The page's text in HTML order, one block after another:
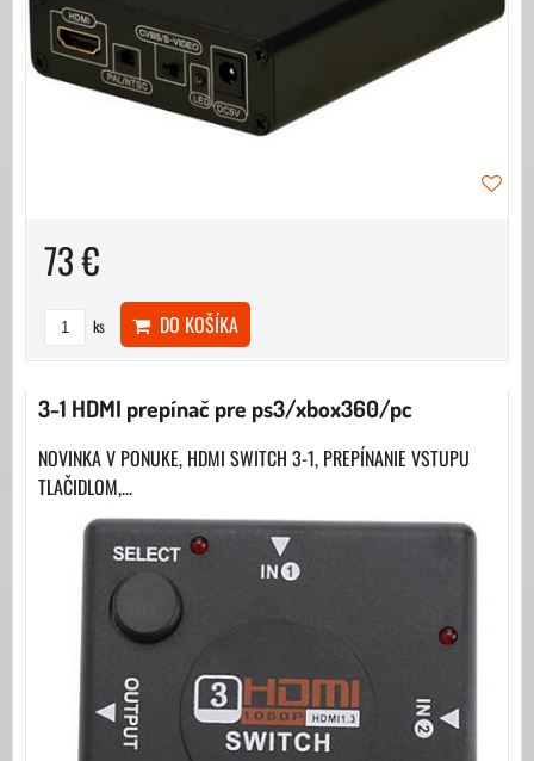
73 €
ks DO KOŠÍKA
3-1 HDMI prepínač pre ps3/xbox360/pc
NOVINKA V PONUKE, HDMI SWITCH 3-1, PREPÍNANIE VSTUPU
TLAČIDLOM,...